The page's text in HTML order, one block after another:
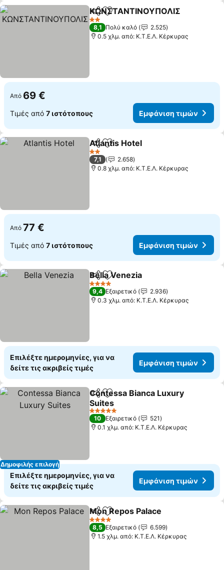
Κοινοποίηση
Προσθήκη στα αγαπημένα
ΚΩΝΣΤΑΝΤΙΝΟΥΠΟΛΙΣ
2 Αστέρια
8,1 Πολύ καλό
2.525
0.5 χλμ. από: Κ.Τ.Ε.Λ. Κέρκυρας
Από 69 €
Τιμές από 7 ιστότοπους Εμφάνιση τιμών
Κοινοποίηση
Προσθήκη στα αγαπημένα
Atlantis Hotel
2 Αστέρια
7,1
2.658
0.8 χλμ. από: Κ.Τ.Ε.Λ. Κέρκυρας
Από 77 €
Τιμές από 7 ιστότοπους Εμφάνιση τιμών
Κοινοποίηση
Προσθήκη στα αγαπημένα
Bella Venezia
4 Αστέρια
9,4 Εξαιρετικό
2.936
0.3 χλμ. από: Κ.Τ.Ε.Λ. Κέρκυρας
Επιλέξτε ημερομηνίες, για να
δείτε τις ακριβείς τιμές
Εμφάνιση τιμών
Δημοφιλής επιλογή
Κοινοποίηση
Προσθήκη στα αγαπημένα
Contessa Bianca Luxury
Suites
Εμφάνιση τιμών
5 Αστέρια
10 Εξαιρετικό
521
0.1 χλμ. από: Κ.Τ.Ε.Λ. Κέρκυρας
Επιλέξτε ημερομηνίες, για να
δείτε τις ακριβείς τιμές
Εμφάνιση τιμών
Κοινοποίηση
Προσθήκη στα αγαπημένα
Mon Repos Palace
4 Αστέρια
8,5 Εξαιρετικό
6.599
1.5 χλμ. από: Κ.Τ.Ε.Λ. Κέρκυρας